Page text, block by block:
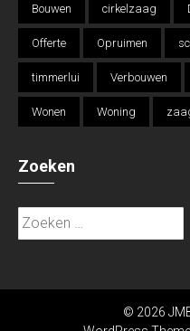
Bouwen cirkelzaag
Offerte Opruimen
timmerlui Verbouwen
Wonen Woning
Zoeken
Zoeken
naar:
© 2026